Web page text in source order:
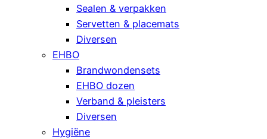
Sealen & verpakken
Servetten & placemats
Diversen
EHBO
Brandwondensets
EHBO dozen
Verband & pleisters
Diversen
Hygiëne